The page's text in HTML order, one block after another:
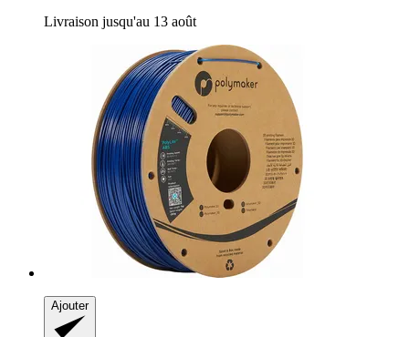
Livraison jusqu'au 13 août
Ajouter